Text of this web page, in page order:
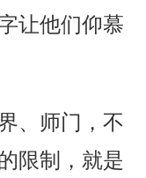
让他们仰慕
、师门，不
限制，就是